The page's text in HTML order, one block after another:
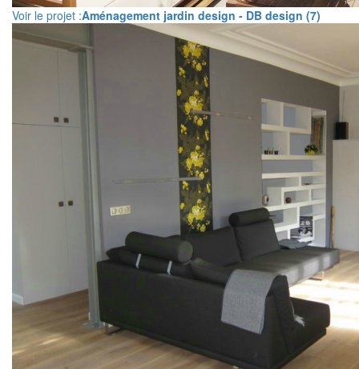
Voir le projet :Aménagement jardin design - DB design (7)